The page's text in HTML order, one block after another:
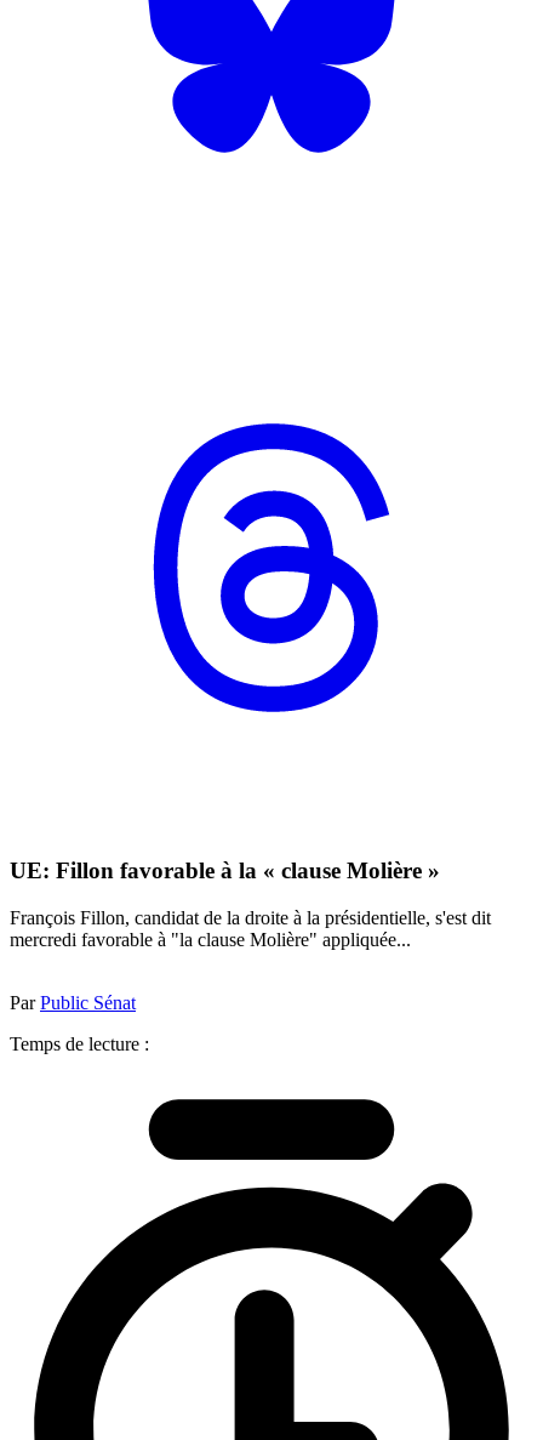
UE: Fillon favorable à la « clause Molière »
François Fillon, candidat de la droite à la présidentielle, s'est dit
mercredi favorable à "la clause Molière" appliquée...
ParPublic Sénat
Temps de lecture :